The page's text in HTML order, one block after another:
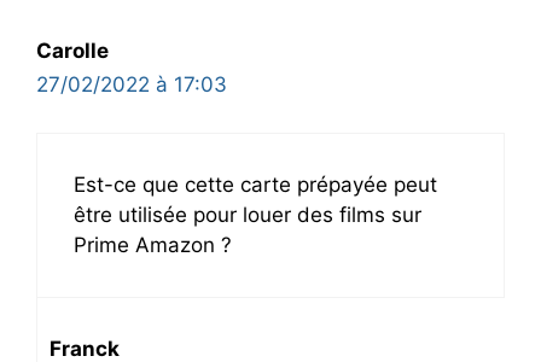
Carolle
27/02/2022 à 17:03
Est-ce que cette carte prépayée peut
être utilisée pour louer des films sur
Prime Amazon ?
Franck